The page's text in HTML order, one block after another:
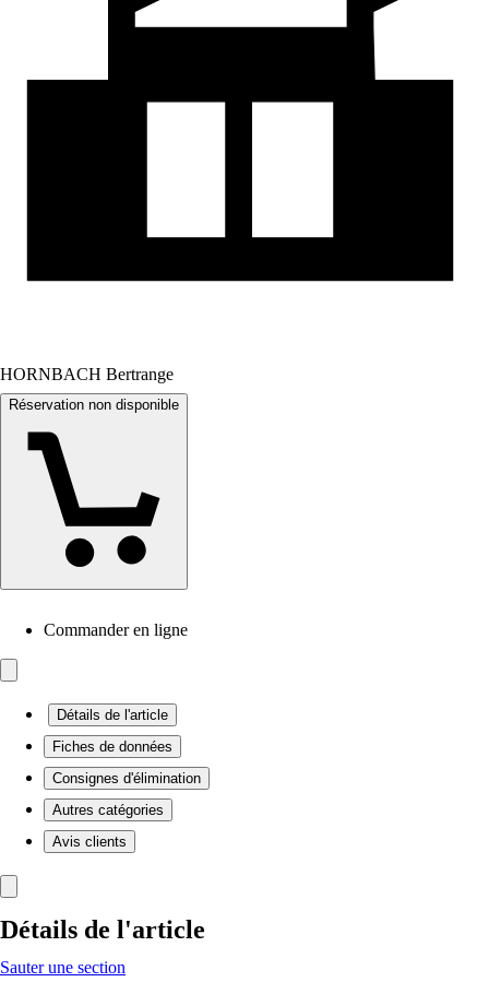
HORNBACH Bertrange
Réservation non disponible
Commander en ligne
Détails de l'article
Fiches de données
Consignes d'élimination
Autres catégories
Avis clients
Détails de l'article
Sauter une section